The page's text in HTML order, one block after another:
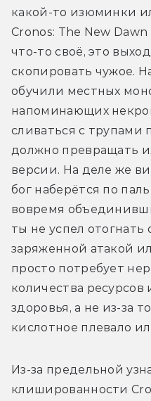
какой-то изюминки
Cronos: The New
что-то своё, это
скопировать чужое.
обучили местных
напоминающих
сливаться с трупами
должно превращать
версии. На деле же
бог наберётся по
вовремя
ты не успел отогнать
заряженной атакой
просто потребует
количества ресурсов
здоровья, а не из-за
кислотное плевало
Из-за предельной
клишированности